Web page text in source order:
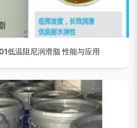
低温阻尼润滑脂 性能与应用